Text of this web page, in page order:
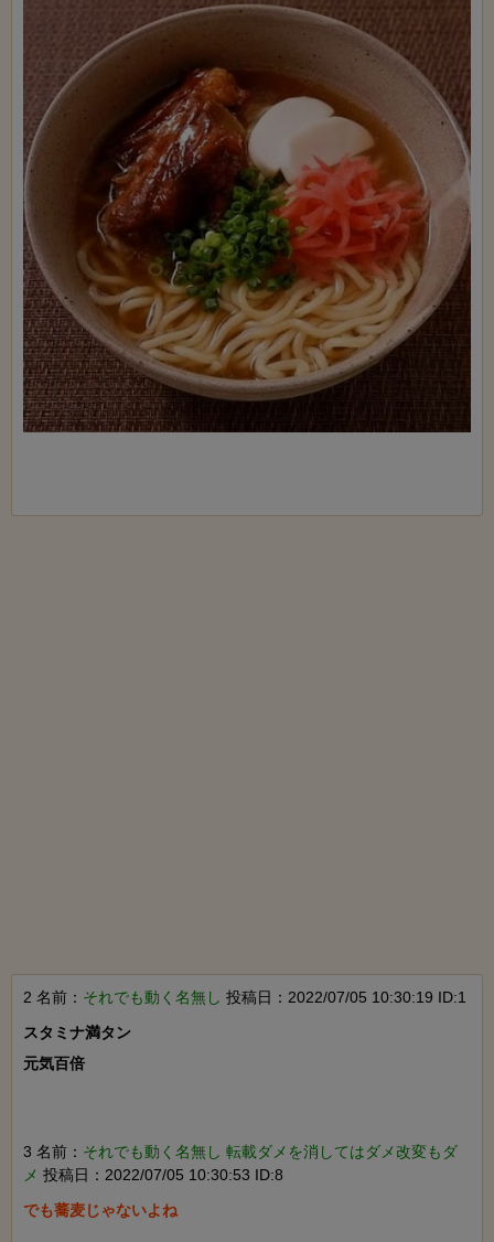
2 名前： それでも動く名無し 投稿日：2022/07/05 10:30:19 ID:1
スタミナ満タン
元気百倍
3 名前： それでも動く名無し 転載ダメを消してはダメ改変もダ
メ 投稿日：2022/07/05 10:30:53 ID:8
でも蕎麦じゃないよね